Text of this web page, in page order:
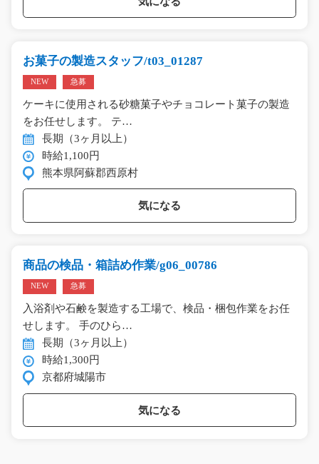
お菓子の製造スタッフ/t03_01287
NEW 急募
ケーキに使用される砂糖菓子やチョコレート菓子の製造
をお任せします。 テ…
長期（3ヶ月以上）
時給1,100円
熊本県阿蘇郡西原村
気になる
商品の検品・箱詰め作業/g06_00786
NEW 急募
入浴剤や石鹸を製造する工場で、検品・梱包作業をお任
せします。 手のひら…
長期（3ヶ月以上）
時給1,300円
京都府城陽市
気になる